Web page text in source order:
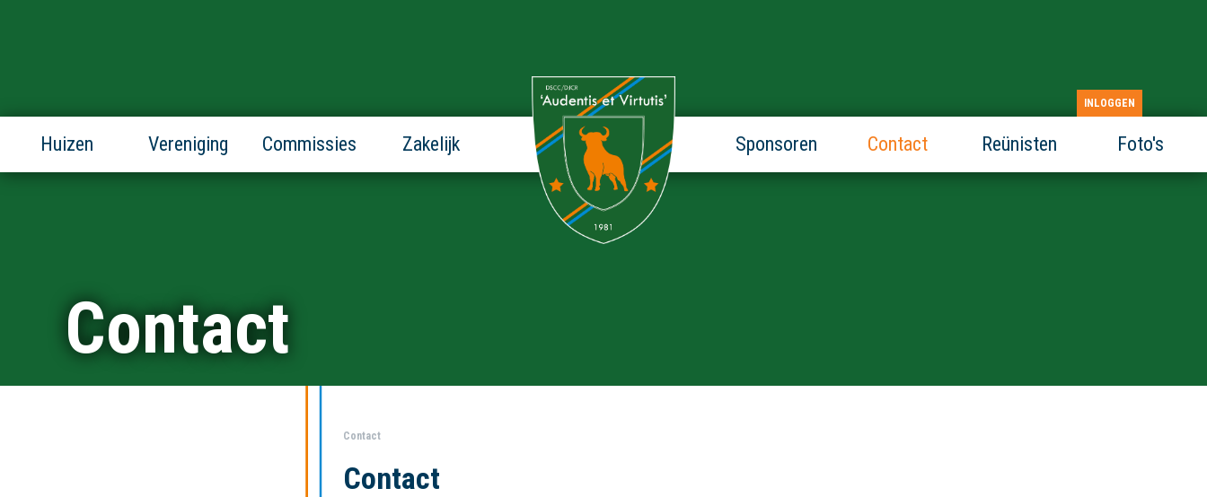
INLOGGEN
Huizen Vereniging Commissies Zakelijk Sponsoren Contact Reünisten Foto's
Contact
Contact
Contact